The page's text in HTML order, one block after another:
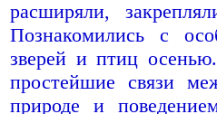
расширяли,
Познакомились с
зверей и птиц
простейшие связи
природе и